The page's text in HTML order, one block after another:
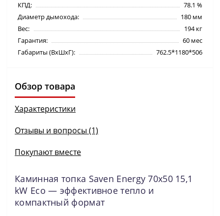
КПД:
78.1 %
Диаметр дымохода:
180 мм
Вес:
194 кг
Гарантия:
60 мес
Габариты (ВхШхГ):
762.5*1180*506
Обзор товара
Характеристики
Отзывы и вопросы (1)
Покупают вместе
Каминная топка Saven Energy 70х50 15,1
kW Eco — эффективное тепло и
компактный формат